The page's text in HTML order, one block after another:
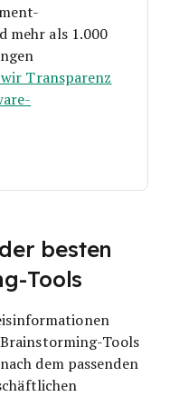
mehr als 1.000
Transparenz
besten
Tools
Tools
dem passenden